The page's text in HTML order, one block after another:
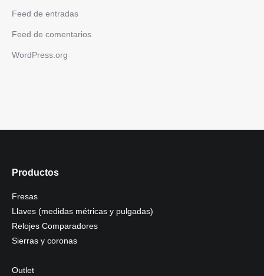
Feed de entradas
Feed de comentarios
WordPress.org
Productos
Fresas
Llaves (medidas métricas y pulgadas)
Relojes Comparadores
Sierras y coronas
Outlet